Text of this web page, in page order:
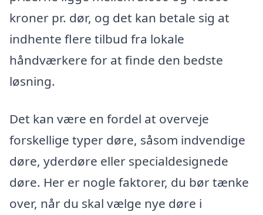
kroner pr. dør, og det kan betale sig at
indhente flere tilbud fra lokale
håndværkere for at finde den bedste
løsning.
Det kan være en fordel at overveje
forskellige typer døre, såsom indvendige
døre, yderdøre eller specialdesignede
døre. Her er nogle faktorer, du bør tænke
over, når du skal vælge nye døre i